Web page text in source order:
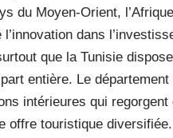
du Moyen-Orient,
l’innovation dans
que la Tunisie
entière. Le
intérieures qui
offre touristique